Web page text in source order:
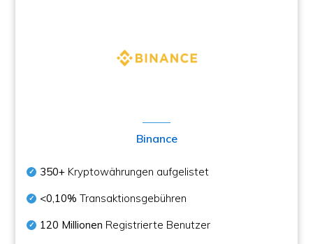
Binance
350+ Kryptowährungen aufgelistet
<0,10% Transaktionsgebühren
120 Millionen Registrierte Benutzer